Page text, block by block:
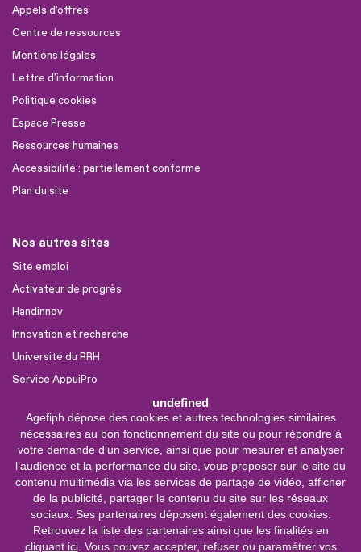
undefined
Agefiph dépose des cookies et autres technologies similaires
nécessaires au bon fonctionnement du site ou pour répondre à
votre demande d’un service, ainsi que pour mesurer et analyser
l’audience et la performance du site, vous proposer sur le site du
contenu multimédia via les services de partage de vidéo, afficher
de la publicité, partager le contenu du site sur les réseaux
sociaux. Ses partenaires déposent également des cookies.
Retrouvez la liste des partenaires ainsi que les finalités en
cliquant ici. Vous pouvez accepter, refuser ou paramétrer vos
Appels d'offres
Centre de ressources
Mentions légales
Lettre d'information
Politique cookies
Espace Presse
Ressources humaines
Accessibilité : partiellement conforme
Plan du site
Nos autres sites
Site emploi
Activateur de progrès
Handinnov
Innovation et recherche
Université du RRH
Service AppuiPro
Nous suivre
Youtube
Linkedin
Facebook